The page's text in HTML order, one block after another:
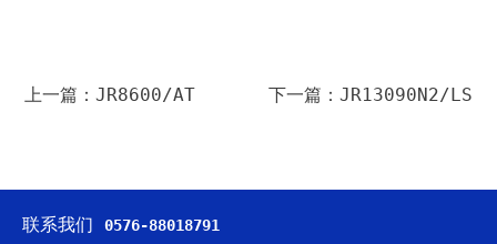
上一篇：JR8600/AT 下一篇：JR13090N2/LS
联系我们 0576-88018791